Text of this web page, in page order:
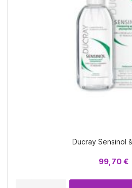
Ducray Sensinol
99,70 €